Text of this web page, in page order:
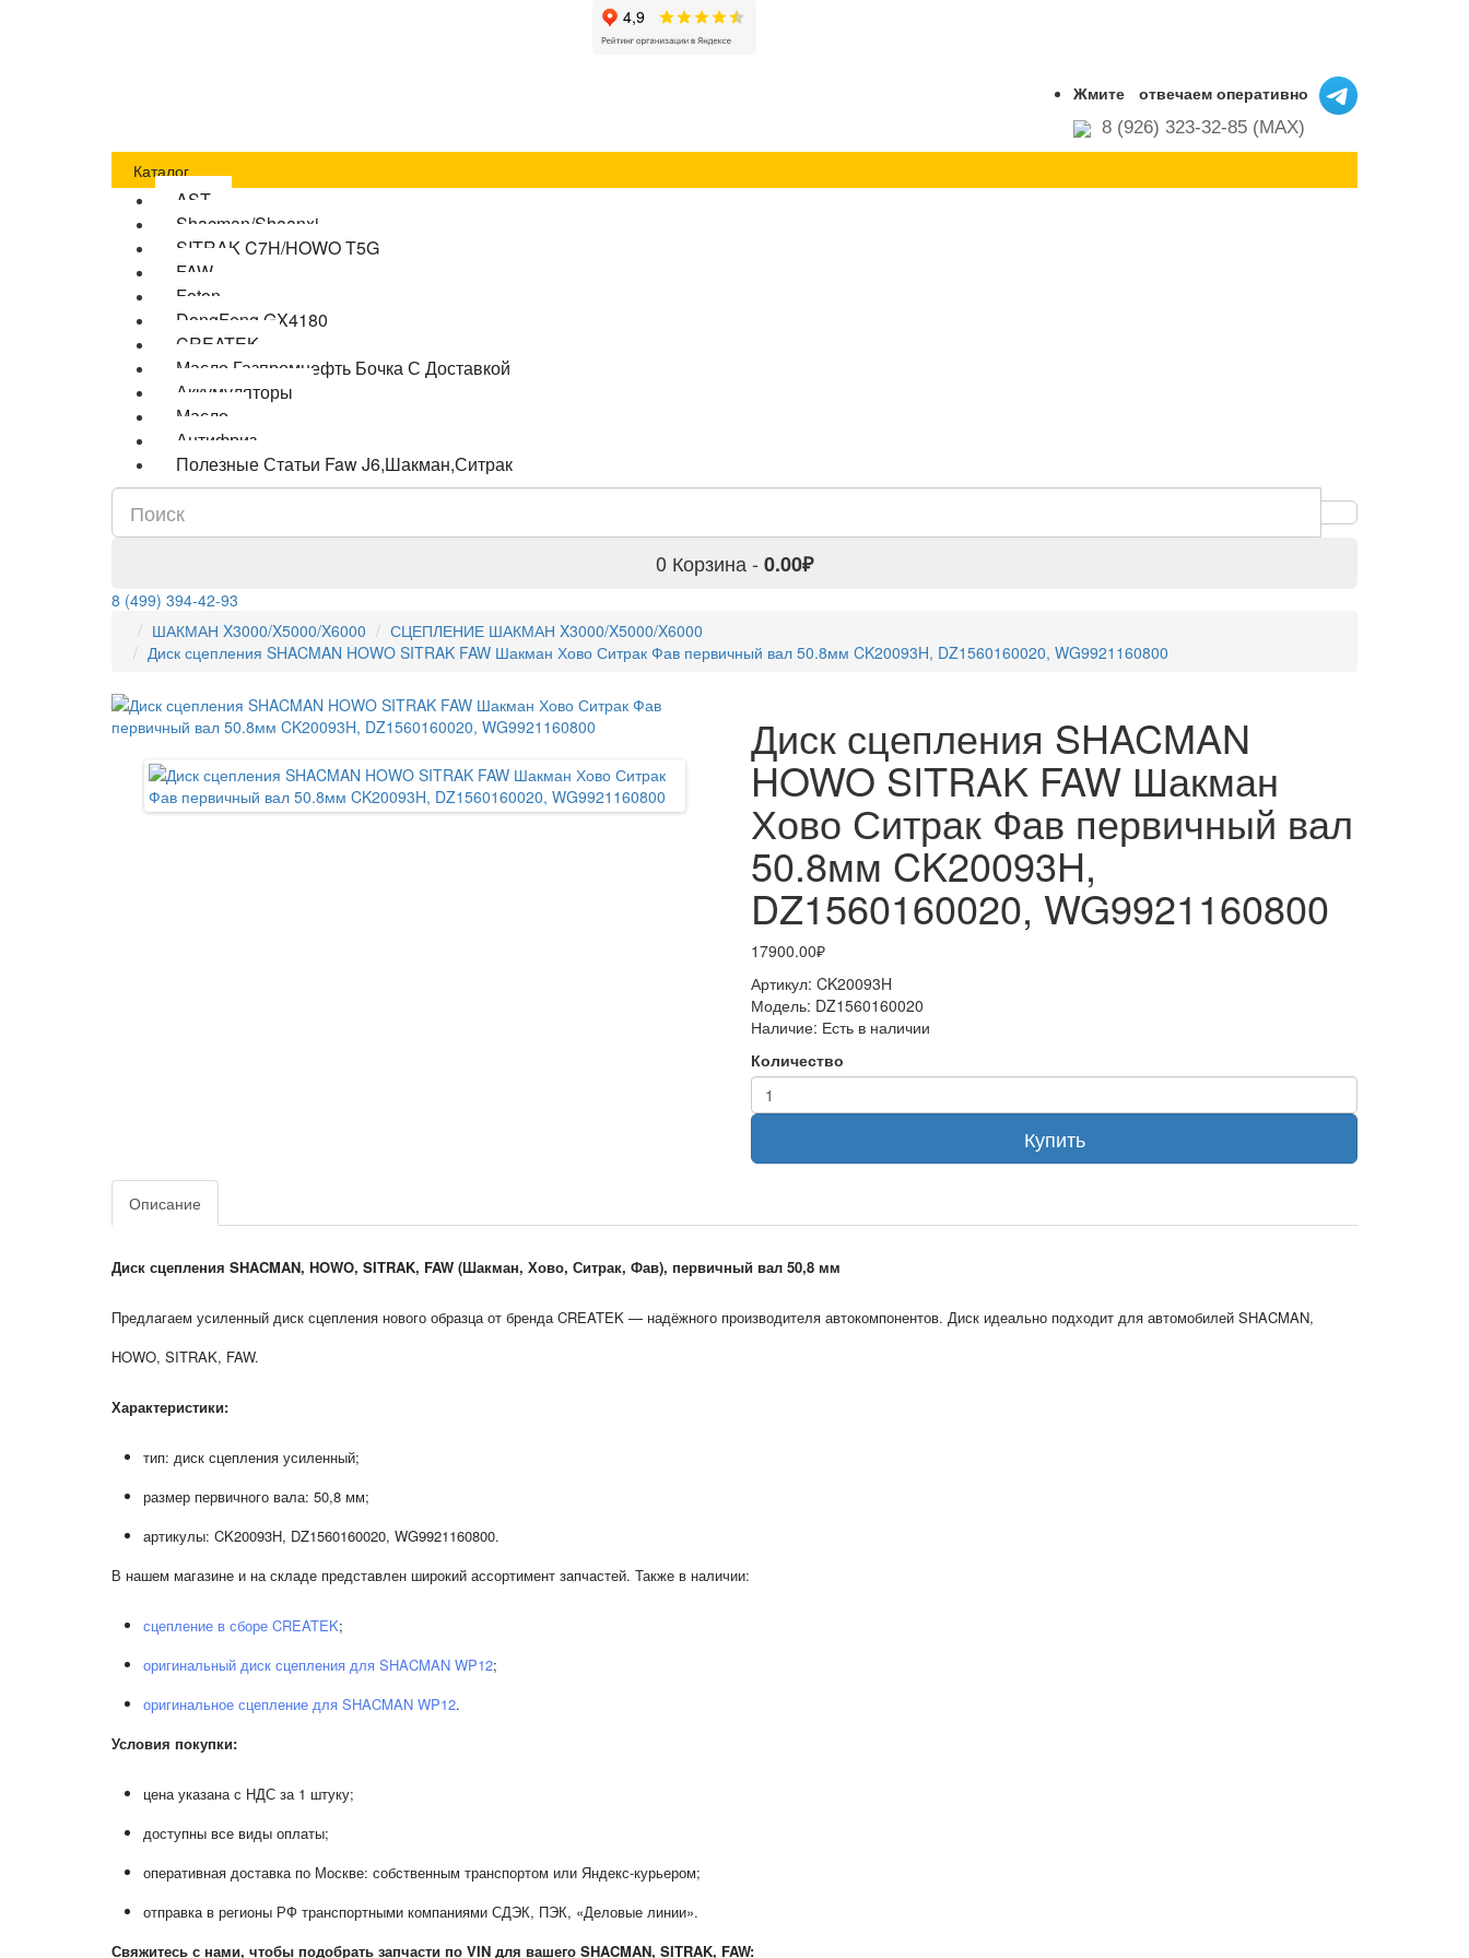
Жмите отвечаем оперативно
8 (926) 323-32-85 (MAX)
Каталог
AST
Shacman/Shaanxi
SITRAK C7H/HOWO T5G
FAW
Foton
DongFeng GX4180
CREATEK
Масло Газпромнефть Бочка С Доставкой
Аккумуляторы
Масло
Антифриз
Полезные Статьи Faw J6,Шакман,Ситрак
0 Корзина - 0.00₽
8 (499) 394-42-93
ШАКМАН X3000/X5000/X6000
СЦЕПЛЕНИЕ ШАКМАН X3000/X5000/X6000
Диск сцепления SHACMAN HOWO SITRAK FAW Шакман Хово Ситрак Фав первичный вал 50.8мм CK20093H, DZ1560160020, WG9921160800
Диск сцепления SHACMAN
HOWO SITRAK FAW Шакман
Хово Ситрак Фав первичный вал
50.8мм CK20093H,
DZ1560160020, WG9921160800
17900.00₽
Артикул: CK20093H
Модель: DZ1560160020
Наличие: Есть в наличии
Количество
Купить
Описание
Диск сцепления SHACMAN, HOWO, SITRAK, FAW (Шакман, Хово, Ситрак, Фав), первичный вал 50,8 мм
Предлагаем усиленный диск сцепления нового образца от бренда CREATEK — надёжного производителя автокомпонентов. Диск идеально подходит для автомобилей SHACMAN,
HOWO, SITRAK, FAW.
Характеристики:
тип: диск сцепления усиленный;
размер первичного вала: 50,8 мм;
артикулы: CK20093H, DZ1560160020, WG9921160800.
В нашем магазине и на складе представлен широкий ассортимент запчастей. Также в наличии:
сцепление в сборе CREATEK;
оригинальный диск сцепления для SHACMAN WP12;
оригинальное сцепление для SHACMAN WP12.
Условия покупки:
цена указана с НДС за 1 штуку;
доступны все виды оплаты;
оперативная доставка по Москве: собственным транспортом или Яндекс-курьером;
отправка в регионы РФ транспортными компаниями СДЭК, ПЭК, «Деловые линии».
Свяжитесь с нами, чтобы подобрать запчасти по VIN для вашего SHACMAN, SITRAK, FAW: